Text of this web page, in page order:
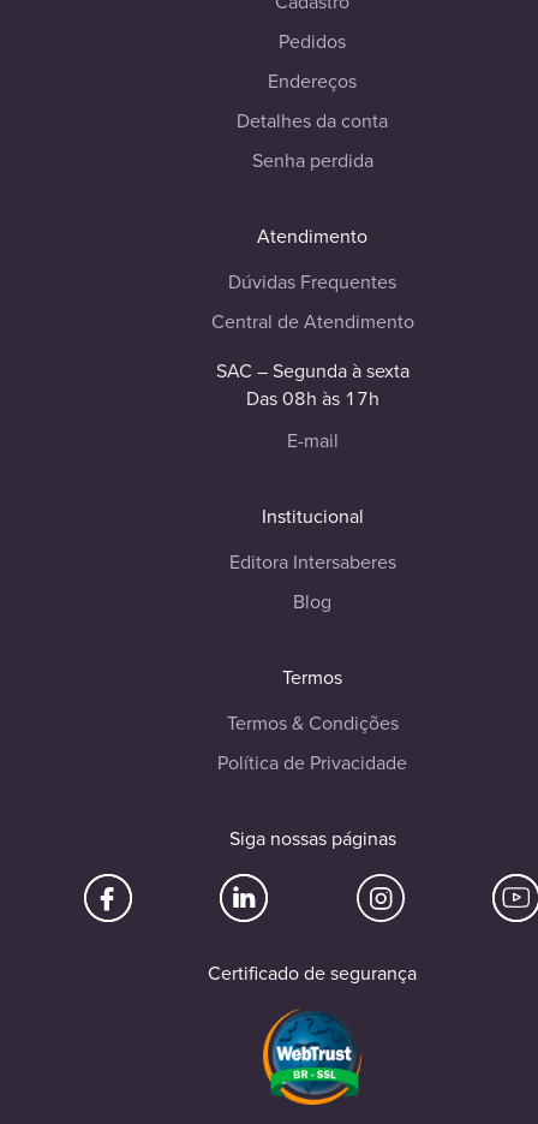
Pedidos
Endereços
Detalhes da conta
Senha perdida
Atendimento
Dúvidas Frequentes
Central de Atendimento
SAC – Segunda à sexta
Das 08h às 17h
E-mail
Institucional
Editora Intersaberes
Blog
Termos
Termos & Condições
Política de Privacidade
Siga nossas páginas
Certificado de segurança